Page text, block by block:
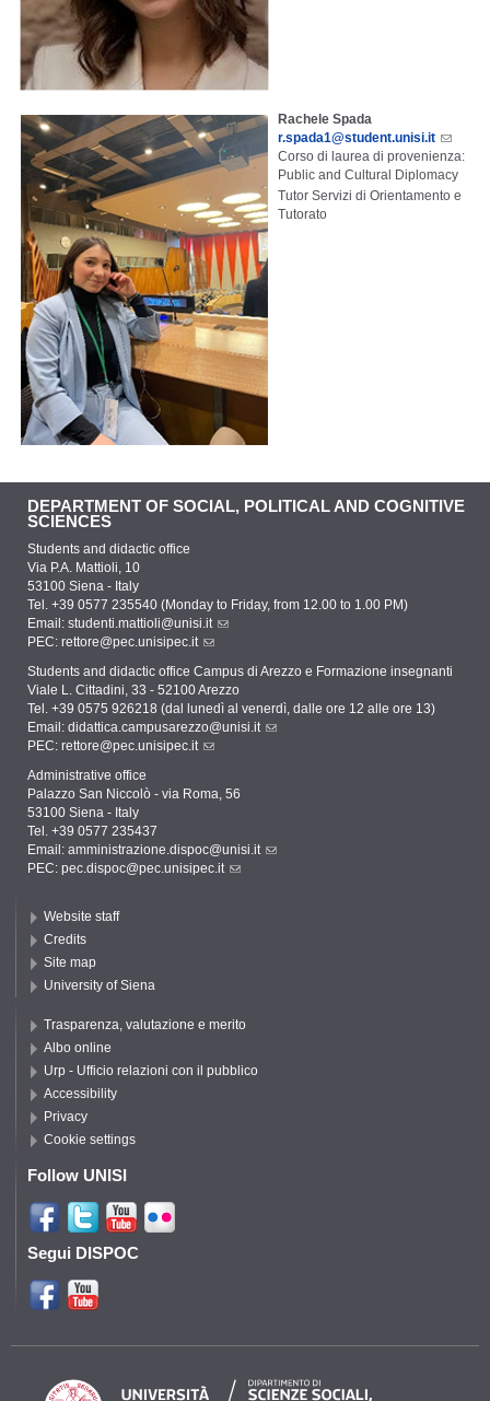
Rachele Spada
r.spada1@student.unisi.it
Corso di laurea di provenienza:
Public and Cultural Diplomacy
Tutor Servizi di Orientamento e
Tutorato
DEPARTMENT OF SOCIAL, POLITICAL AND COGNITIVE
SCIENCES
Students and didactic office
Via P.A. Mattioli, 10
53100 Siena - Italy
Tel. +39 0577 235540 (Monday to Friday, from 12.00 to 1.00 PM)
Email: studenti.mattioli@unisi.it
PEC: rettore@pec.unisipec.it
Students and didactic office Campus di Arezzo e Formazione insegnanti
Viale L. Cittadini, 33 - 52100 Arezzo
Tel. +39 0575 926218 (dal lunedì al venerdì, dalle ore 12 alle ore 13)
Email: didattica.campusarezzo@unisi.it
PEC: rettore@pec.unisipec.it
Administrative office
Palazzo San Niccolò - via Roma, 56
53100 Siena - Italy
Tel. +39 0577 235437
Email: amministrazione.dispoc@unisi.it
PEC: pec.dispoc@pec.unisipec.it
Website staff
Credits
Site map
University of Siena
Trasparenza, valutazione e merito
Albo online
Urp - Ufficio relazioni con il pubblico
Accessibility
Privacy
Cookie settings
Follow UNISI
Segui DISPOC